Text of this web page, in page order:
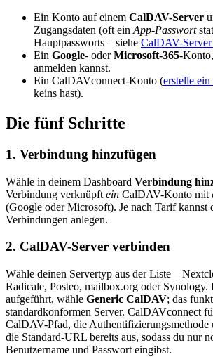
Ein Konto auf einem CalDAV-Server
Zugangsdaten (oft ein App-Passwort
Hauptpassworts – siehe CalDAV-
Ein Google- oderMicrosoft-365-
anmelden kannst.
Ein CalDAVconnect-Konto (erstelle
keins hast).
Die fünf Schritte
1. Verbindung hinzufügen
Wähle in deinem Dashboard Verbindung
Verbindung verknüpft ein CalDAV-Konto mit
(Google oder Microsoft). Je nach Tarif kannst
Verbindungen anlegen.
2. CalDAV-Server verbinden
Wähle deinen Servertyp aus der Liste –
Radicale, Posteo, mailbox.org oder Synology.
aufgeführt, wähle Generic CalDAV; das
standardkonformen Server. CalDAVconnect
CalDAV-Pfad, die Authentifizierungsmethode
die Standard-URL bereits aus, sodass du nur
Benutzername und Passwort eingibst.